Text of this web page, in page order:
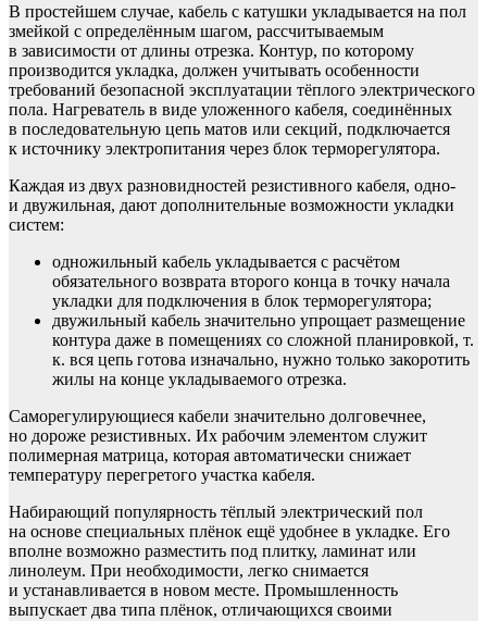
В простейшем случае, кабель с катушки укладывается на пол
змейкой с определённым шагом, рассчитываемым
в зависимости от длины отрезка. Контур, по которому
производится укладка, должен учитывать особенности
требований безопасной эксплуатации тёплого электрического
пола. Нагреватель в виде уложенного кабеля, соединённых
в последовательную цепь матов или секций, подключается
к источнику электропитания через блок терморегулятора.
Каждая из двух разновидностей резистивного кабеля, одно-
и двужильная, дают дополнительные возможности укладки
систем:
одножильный кабель укладывается с расчётом
обязательного возврата второго конца в точку начала
укладки для подключения в блок терморегулятора;
двужильный кабель значительно упрощает размещение
контура даже в помещениях со сложной планировкой, т.
к. вся цепь готова изначально, нужно только закоротить
жилы на конце укладываемого отрезка.
Саморегулирующиеся кабели значительно долговечнее,
но дороже резистивных. Их рабочим элементом служит
полимерная матрица, которая автоматически снижает
температуру перегретого участка кабеля.
Набирающий популярность тёплый электрический пол
на основе специальных плёнок ещё удобнее в укладке. Его
вполне возможно разместить под плитку, ламинат или
линолеум. При необходимости, легко снимается
и устанавливается в новом месте. Промышленность
выпускает два типа плёнок, отличающихся своими